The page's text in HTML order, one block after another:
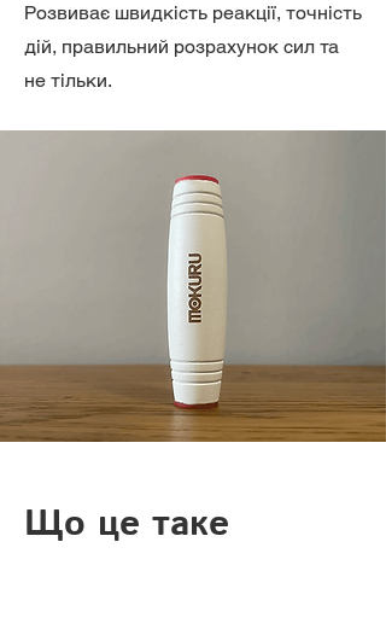
Розвиває швидкість реакції, точність
дій, правильний розрахунок сил та
не тільки.
Що це таке